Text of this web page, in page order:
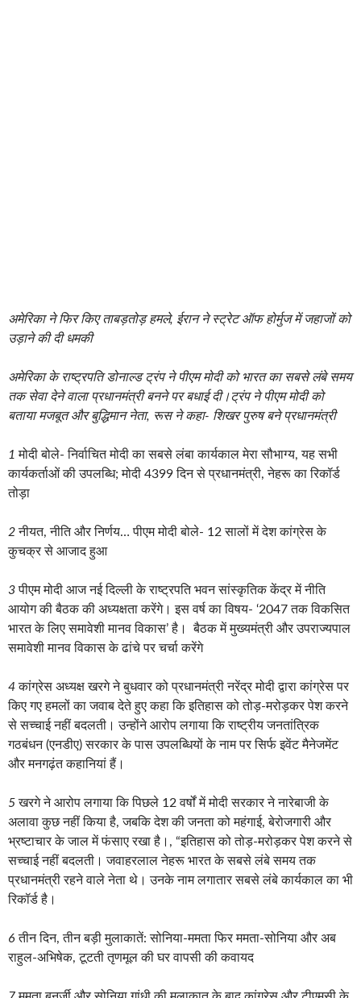
अमेरिका ने फिर किए ताबड़तोड़ हमले, ईरान ने स्ट्रेट ऑफ होर्मुज में जहाजों को
उड़ाने की दी धमकी
अमेरिका के राष्ट्रपति डोनाल्ड ट्रंप ने पीएम मोदी को भारत का सबसे लंबे समय
तक सेवा देने वाला प्रधानमंत्री बनने पर बधाई दी।ट्रंप ने पीएम मोदी को
बताया मजबूत और बुद्धिमान नेता, रूस ने कहा- शिखर पुरुष बने प्रधानमंत्री
1 मोदी बोले- निर्वाचित मोदी का सबसे लंबा कार्यकाल मेरा सौभाग्य, यह सभी
कार्यकर्ताओं की उपलब्धि; मोदी 4399 दिन से प्रधानमंत्री, नेहरू का रिकॉर्ड
तोड़ा
2नीयत, नीति और निर्णय… पीएम मोदी बोले- 12 सालों में देश कांग्रेस के
कुचक्र से आजाद हुआ
3पीएम मोदी आज नई दिल्ली के राष्ट्रपति भवन सांस्कृतिक केंद्र में नीति
आयोग की बैठक की अध्यक्षता करेंगे। इस वर्ष का विषय- ‘2047 तक विकसित
भारत के लिए समावेशी मानव विकास’ है। बैठक में मुख्यमंत्री और उपराज्यपाल
समावेशी मानव विकास के ढांचे पर चर्चा करेंगे
4कांग्रेस अध्यक्ष खरगे ने बुधवार को प्रधानमंत्री नरेंद्र मोदी द्वारा कांग्रेस पर
किए गए हमलों का जवाब देते हुए कहा कि इतिहास को तोड़-मरोड़कर पेश करने
से सच्चाई नहीं बदलती। उन्होंने आरोप लगाया कि राष्ट्रीय जनतांत्रिक
गठबंधन (एनडीए) सरकार के पास उपलब्धियों के नाम पर सिर्फ इवेंट मैनेजमेंट
और मनगढ़ंत कहानियां हैं।
5खरगे ने आरोप लगाया कि पिछले 12 वर्षों में मोदी सरकार ने नारेबाजी के
अलावा कुछ नहीं किया है, जबकि देश की जनता को महंगाई, बेरोजगारी और
भ्रष्टाचार के जाल में फंसाए रखा है।, “इतिहास को तोड़-मरोड़कर पेश करने से
सच्चाई नहीं बदलती। जवाहरलाल नेहरू भारत के सबसे लंबे समय तक
प्रधानमंत्री रहने वाले नेता थे। उनके नाम लगातार सबसे लंबे कार्यकाल का भी
रिकॉर्ड है।
6 तीन दिन, तीन बड़ी मुलाकातें: सोनिया-ममता फिर ममता-सोनिया और अब
राहुल-अभिषेक, टूटती तृणमूल की घर वापसी की कवायद